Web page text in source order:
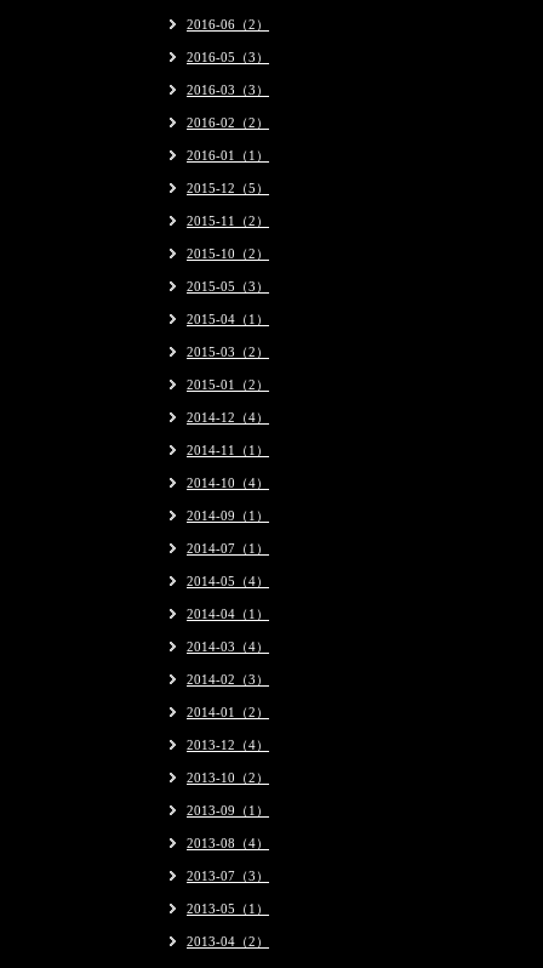
2016-06（2）
2016-05（3）
2016-03（3）
2016-02（2）
2016-01（1）
2015-12（5）
2015-11（2）
2015-10（2）
2015-05（3）
2015-04（1）
2015-03（2）
2015-01（2）
2014-12（4）
2014-11（1）
2014-10（4）
2014-09（1）
2014-07（1）
2014-05（4）
2014-04（1）
2014-03（4）
2014-02（3）
2014-01（2）
2013-12（4）
2013-10（2）
2013-09（1）
2013-08（4）
2013-07（3）
2013-05（1）
2013-04（2）